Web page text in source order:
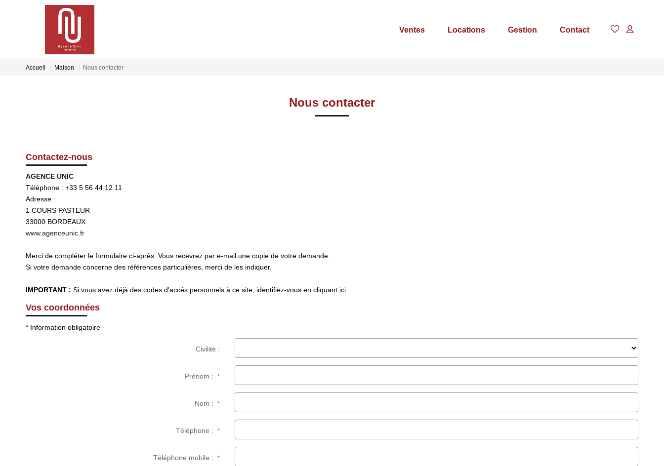
Ventes Locations Gestion Contact
Accueil Maison Nous contacter
Nous contacter
Contactez-nous
AGENCE UNIC
Téléphone : +33 5 56 44 12 11
Adresse :
1 COURS PASTEUR
33000 BORDEAUX
www.agenceunic.fr
Merci de compléter le formulaire ci-après. Vous recevrez par e-mail une copie de votre demande.
Si votre demande concerne des références particulières, merci de les indiquer.
IMPORTANT : Si vous avez déjà des codes d'accés personnels à ce site, identifiez-vous en cliquant ici
Vos coordonnées
* Information obligatoire
Civilité :
Prénom :*
Nom :*
Téléphone :*
Téléphone mobile :*